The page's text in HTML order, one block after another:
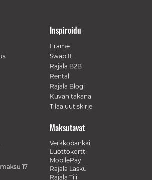
Inspiroidu
Frame
Swap It
Rajala B2B
Rental
Rajala Blogi
Kuvan takana
Tilaa uutiskirje
Maksutavat
Verkkopankki
Luottokortti
MobilePay
Rajala Lasku
Rajala Tili
17